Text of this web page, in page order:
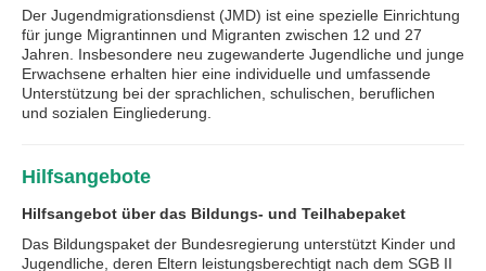
Der Jugendmigrationsdienst (JMD) ist eine spezielle Einrichtung
für junge Migrantinnen und Migranten zwischen 12 und 27
Jahren. Insbesondere neu zugewanderte Jugendliche und junge
Erwachsene erhalten hier eine individuelle und umfassende
Unterstützung bei der sprachlichen, schulischen, beruflichen
und sozialen Eingliederung.
Hilfsangebote
Hilfsangebot über das Bildungs- und Teilhabepaket
Das Bildungspaket der Bundesregierung unterstützt Kinder und
Jugendliche, deren Eltern leistungsberechtigt nach dem SGB II